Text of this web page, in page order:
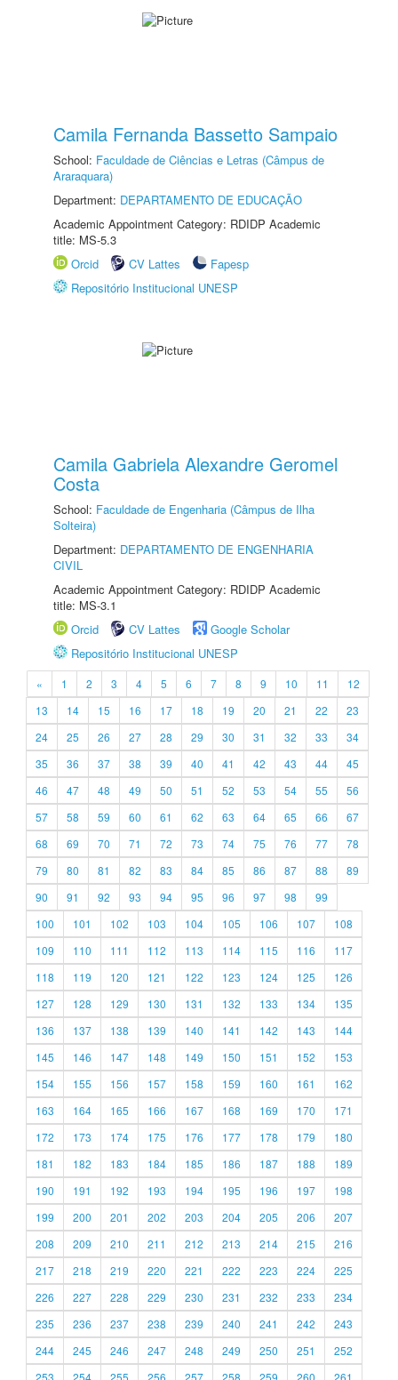
Camila Fernanda Bassetto Sampaio
School: Faculdade de Ciências e Letras (Câmpus de
Araraquara)
Department: DEPARTAMENTO DE EDUCAÇÃO
Academic Appointment Category: RDIDP Academic
title: MS-5.3
Orcid
CV Lattes
Fapesp
Repositório Institucional UNESP
Camila Gabriela Alexandre Geromel
Costa
School: Faculdade de Engenharia (Câmpus de Ilha
Solteira)
Department: DEPARTAMENTO DE ENGENHARIA
CIVIL
Academic Appointment Category: RDIDP Academic
title: MS-3.1
Orcid
CV Lattes
Google Scholar
Repositório Institucional UNESP
« 1 2 3 4 5 6 7 8 9 10 11
12
13
14 15 16 17 18 19 20 21 22
23
24
25 26 27 28 29 30 31 32 33
34
35
36 37 38 39 40 41 42 43 44
45
46
47 48 49 50 51 52 53 54 55
56
57
58 59 60 61 62 63 64 65 66
67
68
69 70 71 72 73 74 75 76 77
78
79
80 81 82 83 84 85 86 87 88
89
90
91 92 93 94 95 96 97 98
99
100
101 102 103 104 105 106 107
108
109
110 111 112 113 114 115 116
117
118
119 120 121 122 123 124 125
126
127
128 129 130 131 132 133 134
135
136
137 138 139 140 141 142 143
144
145
146 147 148 149 150 151 152
153
154
155 156 157 158 159 160 161
162
163
164 165 166 167 168 169 170
171
172
173 174 175 176 177 178 179
180
181
182 183 184 185 186 187 188
189
190
191 192 193 194 195 196 197
198
199
200 201 202 203 204 205 206
207
208
209 210 211 212 213 214 215
216
217
218 219 220 221 222 223 224
225
226
227 228 229 230 231 232 233
234
235
236 237 238 239 240 241 242
243
244
245 246 247 248 249 250 251
252
253
254 255 256 257 258 259 260 261